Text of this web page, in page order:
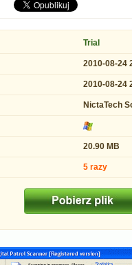
Trial
2010-08-24
2010-08-24
NictaTech
20.90 MB
5 razy